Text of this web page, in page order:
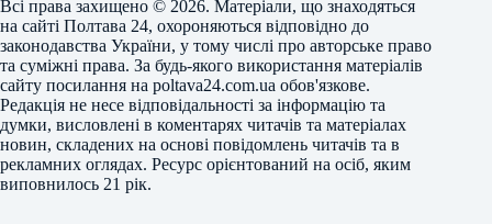
Всі права захищено © 2026. Матеріали, що знаходяться
на сайті Полтава 24, охороняються відповідно до
законодавства України, у тому числі про авторське право
та суміжні права. За будь-якого використання матеріалів
сайту посилання на poltava24.com.ua обов'язкове.
Редакція не несе відповідальності за інформацію та
думки, висловлені в коментарях читачів та матеріалах
новин, складених на основі повідомлень читачів та в
рекламних оглядах. Ресурс орієнтований на осіб, яким
виповнилось 21 рік.